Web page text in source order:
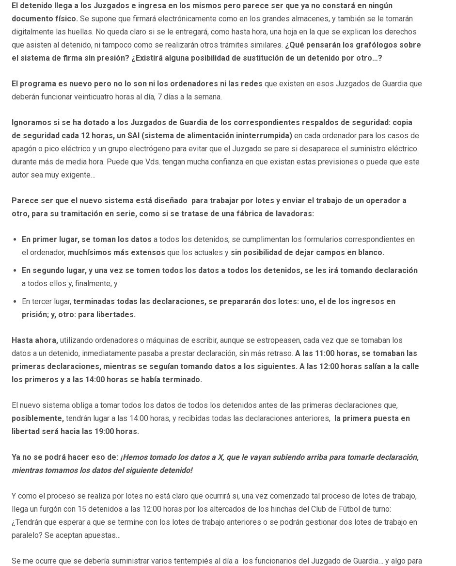
El detenido llega a los Juzgados e ingresa en los mismos pero parece ser que ya no constará en ningún
documento físico. Se supone que firmará electrónicamente como en los grandes almacenes, y también se le tomarán
digitalmente las huellas. No queda claro si se le entregará, como hasta hora, una hoja en la que se explican los derechos
que asisten al detenido, ni tampoco como se realizarán otros trámites similares. ¿Qué pensarán los grafólogos sobre
el sistema de firma sin presión? ¿Existirá alguna posibilidad de sustitución de un detenido por otro…?
El programa es nuevo pero no lo son ni los ordenadores ni las redes que existen en esos Juzgados de Guardia que
deberán funcionar veinticuatro horas al día, 7 días a la semana.
Ignoramos si se ha dotado a los Juzgados de Guardia de los correspondientes respaldos de seguridad: copia
de seguridad cada 12 horas, un SAI (sistema de alimentación ininterrumpida) en cada ordenador para los casos de
apagón o pico eléctrico y un grupo electrógeno para evitar que el Juzgado se pare si desaparece el suministro eléctrico
durante más de media hora. Puede que Vds. tengan mucha confianza en que existan estas previsiones o puede que este
autor sea muy exigente…
Parece ser que el nuevo sistema está diseñado para trabajar por lotes y enviar el trabajo de un operador a
otro, para su tramitación en serie, como si se tratase de una fábrica de lavadoras:
En primer lugar, se toman los datos a todos los detenidos, se cumplimentan los formularios correspondientes en
el ordenador, muchísimos más extensos que los actuales y sin posibilidad de dejar campos en blanco.
En segundo lugar, y una vez se tomen todos los datos a todos los detenidos, se les irá tomando declaración
a todos ellos y, finalmente, y
En tercer lugar, terminadas todas las declaraciones, se prepararán dos lotes: uno, el de los ingresos en
prisión; y, otro: para libertades.
Hasta ahora, utilizando ordenadores o máquinas de escribir, aunque se estropeasen, cada vez que se tomaban los
datos a un detenido, inmediatamente pasaba a prestar declaración, sin más retraso. A las 11:00 horas, se tomaban las
primeras declaraciones, mientras se seguían tomando datos a los siguientes. A las 12:00 horas salían a la calle
los primeros y a las 14:00 horas se había terminado.
El nuevo sistema obliga a tomar todos los datos de todos los detenidos antes de las primeras declaraciones que,
posiblemente, tendrán lugar a las 14:00 horas, y recibidas todas las declaraciones anteriores, la primera puesta en
libertad será hacia las 19:00 horas.
Ya no se podrá hacer eso de: ¡Hemos tomado los datos a X, que le vayan subiendo arriba para tomarle declaración,
mientras tomamos los datos del siguiente detenido!
Y como el proceso se realiza por lotes no está claro que ocurrirá si, una vez comenzado tal proceso de lotes de trabajo,
llega un furgón con 15 detenidos a las 12:00 horas por los altercados de los hinchas del Club de Fútbol de turno:
¿Tendrán que esperar a que se termine con los lotes de trabajo anteriores o se podrán gestionar dos lotes de trabajo en
paralelo? Se aceptan apuestas…
Se me ocurre que se debería suministrar varios tentempiés al día a los funcionarios del Juzgado de Guardia… y algo para